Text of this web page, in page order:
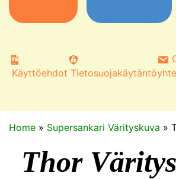
Käyttöehdot Tietosuojakäytäntö
Home » Supersankari Värityskuva »
Thor